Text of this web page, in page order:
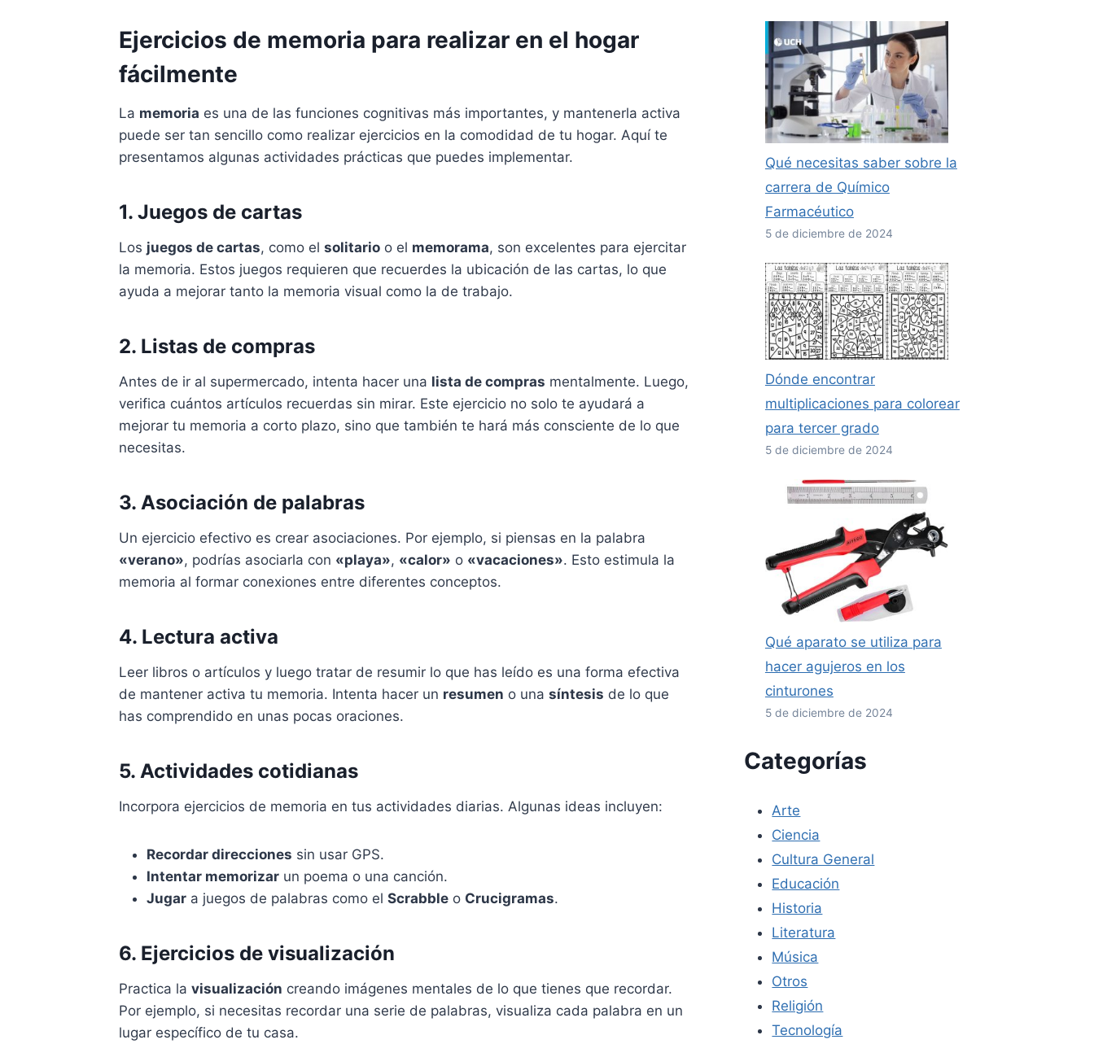
Ejercicios de memoria para realizar en el hogar
fácilmente
La memoria es una de las funciones cognitivas más importantes, y mantenerla activa
puede ser tan sencillo como realizar ejercicios en la comodidad de tu hogar. Aquí te
presentamos algunas actividades prácticas que puedes implementar.
1. Juegos de cartas
Los juegos de cartas, como el solitario o el memorama, son excelentes para ejercitar
la memoria. Estos juegos requieren que recuerdes la ubicación de las cartas, lo que
ayuda a mejorar tanto la memoria visual como la de trabajo.
2. Listas de compras
Antes de ir al supermercado, intenta hacer una lista de compras mentalmente. Luego,
verifica cuántos artículos recuerdas sin mirar. Este ejercicio no solo te ayudará a
mejorar tu memoria a corto plazo, sino que también te hará más consciente de lo que
necesitas.
3. Asociación de palabras
Un ejercicio efectivo es crear asociaciones. Por ejemplo, si piensas en la palabra
«verano», podrías asociarla con «playa», «calor» o «vacaciones». Esto estimula la
memoria al formar conexiones entre diferentes conceptos.
4. Lectura activa
Leer libros o artículos y luego tratar de resumir lo que has leído es una forma efectiva
de mantener activa tu memoria. Intenta hacer un resumen o una síntesis de lo que
has comprendido en unas pocas oraciones.
5. Actividades cotidianas
Incorpora ejercicios de memoria en tus actividades diarias. Algunas ideas incluyen:
Recordar direcciones sin usar GPS.
Intentar memorizar un poema o una canción.
Jugar a juegos de palabras como el Scrabble o Crucigramas.
6. Ejercicios de visualización
Practica la visualización creando imágenes mentales de lo que tienes que recordar.
Por ejemplo, si necesitas recordar una serie de palabras, visualiza cada palabra en un
lugar específico de tu casa.
Qué necesitas saber sobre la
carrera de Químico
Farmacéutico
5 de diciembre de 2024
Dónde encontrar
multiplicaciones para colorear
para tercer grado
5 de diciembre de 2024
Qué aparato se utiliza para
hacer agujeros en los
cinturones
5 de diciembre de 2024
Categorías
Arte
Ciencia
Cultura General
Educación
Historia
Literatura
Música
Otros
Religión
Tecnología